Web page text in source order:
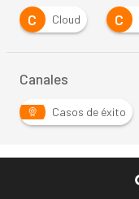
C
Cloud C
Canales
Casos de éxito